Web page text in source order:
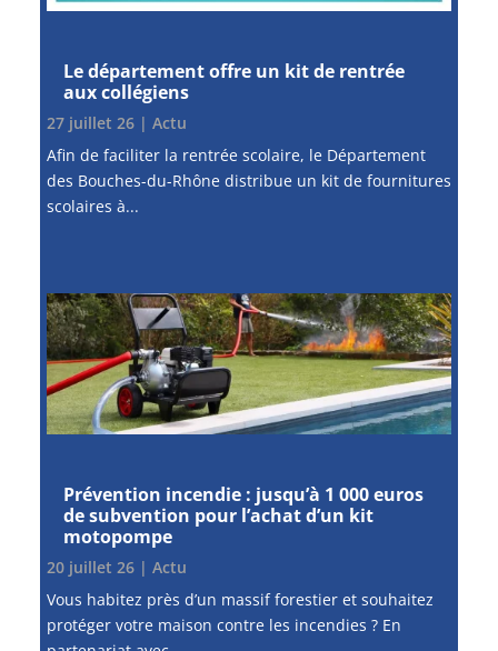
Le département offre un kit de rentrée
aux collégiens
27 juillet 26| Actu
Afin de faciliter la rentrée scolaire, le Département
des Bouches-du-Rhône distribue un kit de fournitures
scolaires à...
Prévention incendie : jusqu’à 1 000 euros
de subvention pour l’achat d’un kit
motopompe
20 juillet 26| Actu
Vous habitez près d’un massif forestier et souhaitez
protéger votre maison contre les incendies ? En